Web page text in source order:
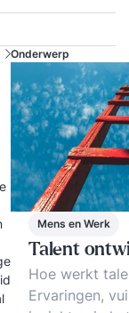
Onderwerp
Mens en Werk
Talent
Hoe werkt
Ervaringen,